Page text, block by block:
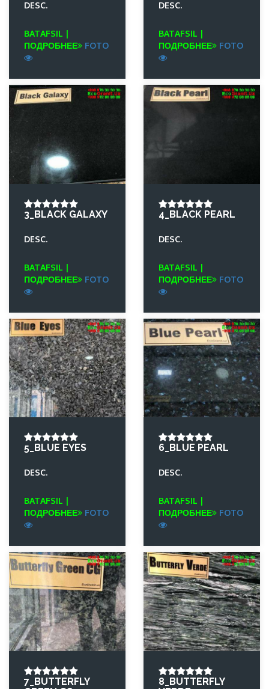
DESC.
BATAFSIL |
ПОДРОБНЕЕ
FOTO
DESC.
BATAFSIL |
ПОДРОБНЕЕ
FOTO
3_BLACK GALAXY
DESC.
BATAFSIL |
ПОДРОБНЕЕ
FOTO
4_BLACK PEARL
DESC.
BATAFSIL |
ПОДРОБНЕЕ
FOTO
5_BLUE EYES
DESC.
BATAFSIL |
ПОДРОБНЕЕ
FOTO
6_BLUE PEARL
DESC.
BATAFSIL |
ПОДРОБНЕЕ
FOTO
7_BUTTERFLY
8_BUTTERFLY